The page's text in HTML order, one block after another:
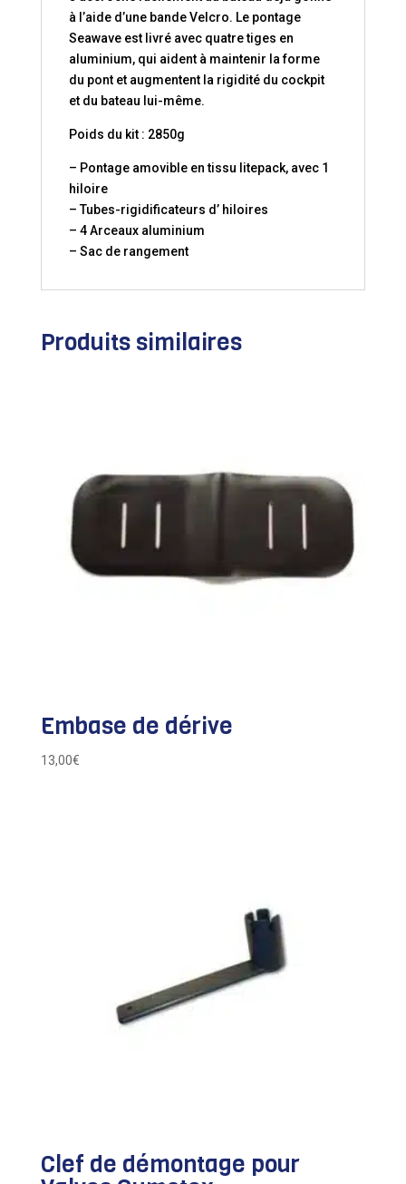
à l’aide d’une bande Velcro. Le pontage
Seawave est livré avec quatre tiges en
aluminium, qui aident à maintenir la forme
du pont et augmentent la rigidité du cockpit
et du bateau lui-même.
Poids du kit : 2850g
– Pontage amovible en tissu litepack, avec 1
hiloire
– Tubes-rigidificateurs d’ hiloires
– 4 Arceaux aluminium
– Sac de rangement
Produits similaires
Embase de dérive
13,00€
Clef de démontage pour